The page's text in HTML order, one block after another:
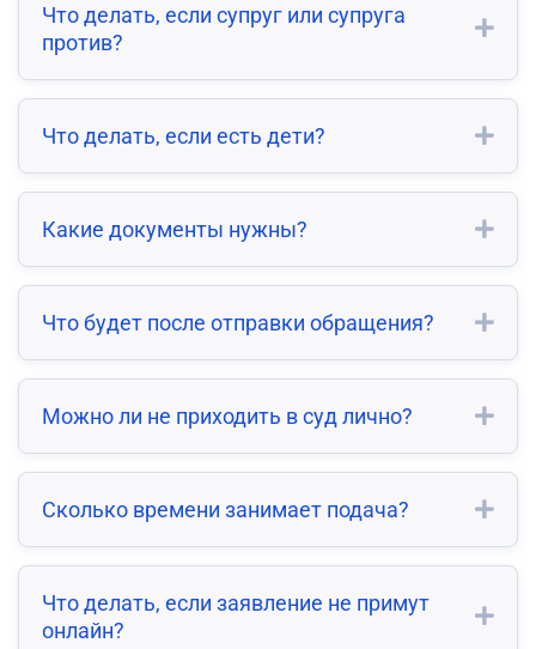
Что делать, если супруг или супруга
против?
Что делать, если есть дети?
Какие документы нужны?
Что будет после отправки обращения?
Можно ли не приходить в суд лично?
Сколько времени занимает подача?
Что делать, если заявление не примут
онлайн?